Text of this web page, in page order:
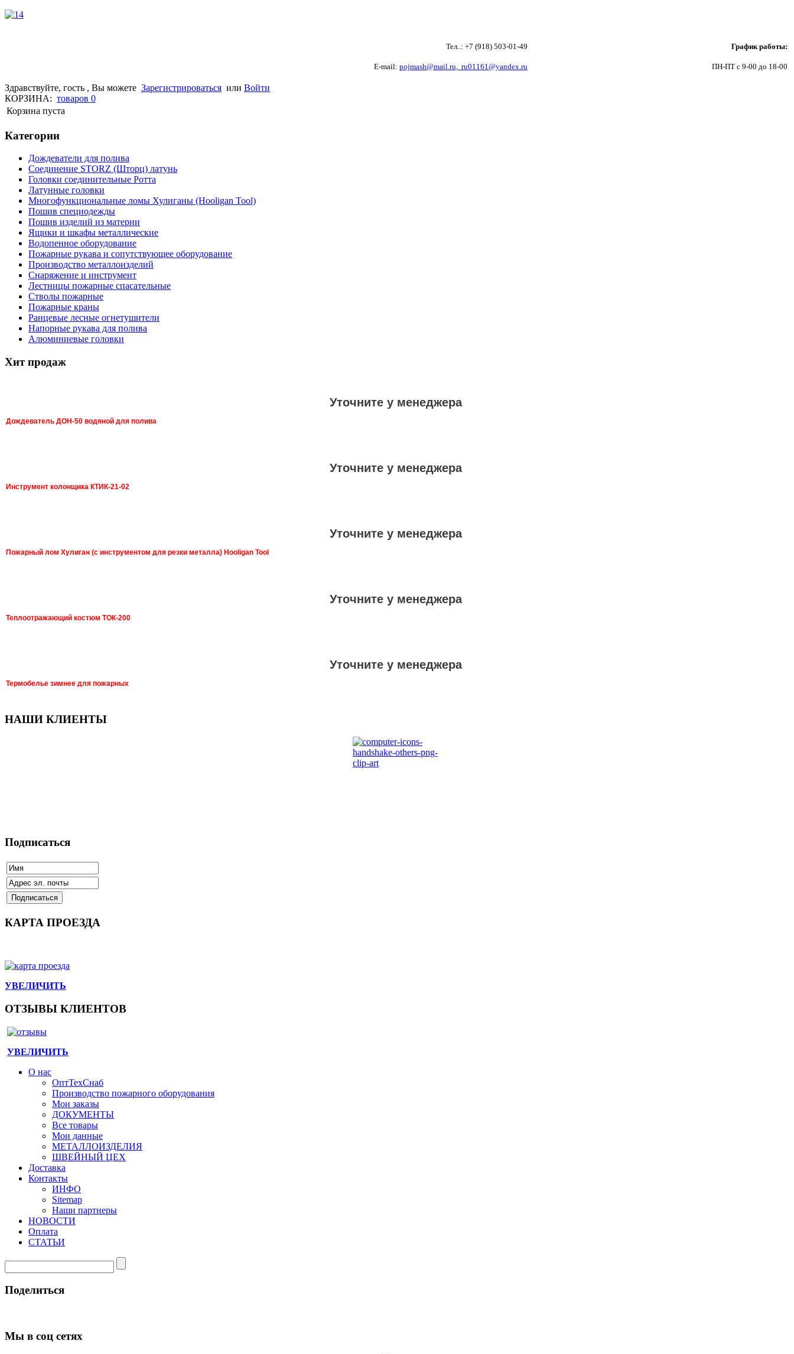
Тел..: +7 (918) 503-01-49
E-mail: pojmash@mail.ru, ru01161@yandex.ru
График работы:
ПН-ПТ с 9-00 до 18-00
Здравствуйте, гость , Вы можете Зарегистрироваться или Войти
КОРЗИНА: товаров 0
Корзина пуста
Категории
Дождеватели для полива
Соединение STORZ (Шторц) латунь
Головки соединительные Ротта
Латунные головки
Многофункциональные ломы Хулиганы (Hooligan Tool)
Пошив специодежды
Пошив изделий из материи
Ящики и шкафы металлические
Водопенное оборудование
Пожарные рукава и сопутствующее оборудование
Производство металлоизделий
Снаряжение и инструмент
Лестницы пожарные спасательные
Стволы пожарные
Пожарные краны
Ранцевые лесные огнетушители
Напорные рукава для полива
Алюминиевые головки
Хит продаж
Уточните у менеджера
Дождеватель ДОН-50 водяной для полива
Уточните у менеджера
Инструмент колонщика КТИК-21-02
Уточните у менеджера
Пожарный лом Хулиган (с инструментом для резки металла) Hooligan Tool
Уточните у менеджера
Теплоотражающий костюм ТОК-200
Уточните у менеджера
Термобелье зимнее для пожарных
НАШИ КЛИЕНТЫ
Подписаться
КАРТА ПРОЕЗДА
УВЕЛИЧИТЬ
ОТЗЫВЫ КЛИЕНТОВ
УВЕЛИЧИТЬ
О нас
ОптТехСнаб
Производство пожарного оборудования
Мои заказы
ДОКУМЕНТЫ
Все товары
Мои данные
МЕТАЛЛОИЗДЕЛИЯ
ШВЕЙНЫЙ ЦЕХ
Доставка
Контакты
ИНФО
Sitemap
Наши партнеры
НОВОСТИ
Оплата
СТАТЬИ
Поделиться
Мы в соц сетях